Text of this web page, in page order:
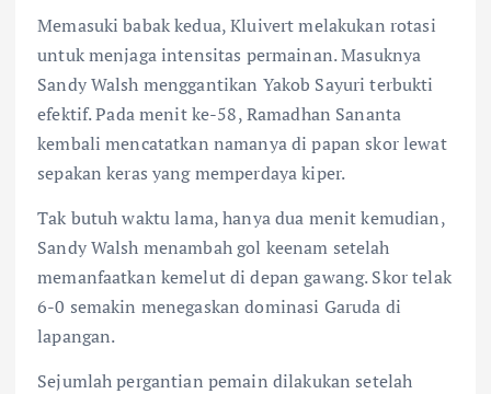
Memasuki babak kedua, Kluivert melakukan rotasi
untuk menjaga intensitas permainan. Masuknya
Sandy Walsh menggantikan Yakob Sayuri terbukti
efektif. Pada menit ke-58, Ramadhan Sananta
kembali mencatatkan namanya di papan skor lewat
sepakan keras yang memperdaya kiper.
Tak butuh waktu lama, hanya dua menit kemudian,
Sandy Walsh menambah gol keenam setelah
memanfaatkan kemelut di depan gawang. Skor telak
6-0 semakin menegaskan dominasi Garuda di
lapangan.
Sejumlah pergantian pemain dilakukan setelah